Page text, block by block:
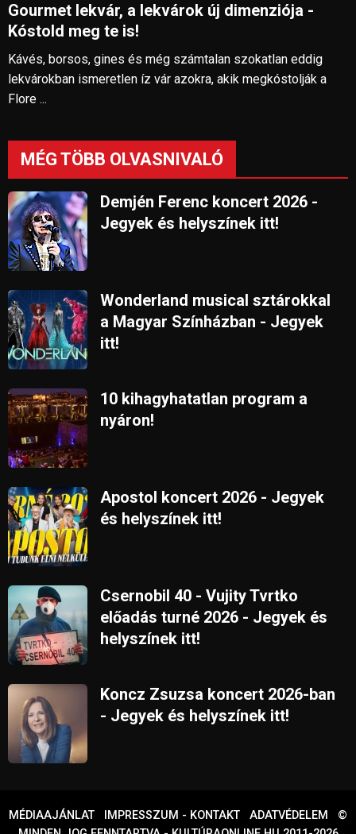
Gourmet lekvár, a lekvárok új dimenziója -
Kóstold meg te is!
Kávés, borsos, gines és még számtalan szokatlan eddig
lekvárokban ismeretlen íz vár azokra, akik megkóstolják a
Flore ...
MÉG TÖBB OLVASNIVALÓ
Demjén Ferenc koncert 2026 -
Jegyek és helyszínek itt!
Wonderland musical sztárokkal
a Magyar Színházban - Jegyek
itt!
10 kihagyhatatlan program a
nyáron!
Apostol koncert 2026 - Jegyek
és helyszínek itt!
Csernobil 40 - Vujity Tvrtko
előadás turné 2026 - Jegyek és
helyszínek itt!
Koncz Zsuzsa koncert 2026-ban
- Jegyek és helyszínek itt!
MÉDIAAJÁNLAT IMPRESSZUM - KONTAKT ADATVÉDELEM
©